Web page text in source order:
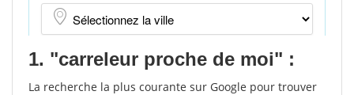
1. "carreleur proche de moi" :
La recherche la plus courante sur Google pour trouver